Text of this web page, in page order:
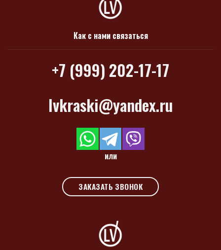
Как с нами связаться
+7 (999) 202-17-17
lvkraski@yandex.ru
или
ЗАКАЗАТЬ ЗВОНОК